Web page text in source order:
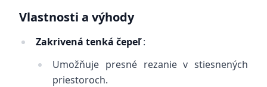
Vlastnosti a výhody
Zakrivená tenká čepeľ:
Umožňuje presné rezanie v stiesnených
priestoroch.